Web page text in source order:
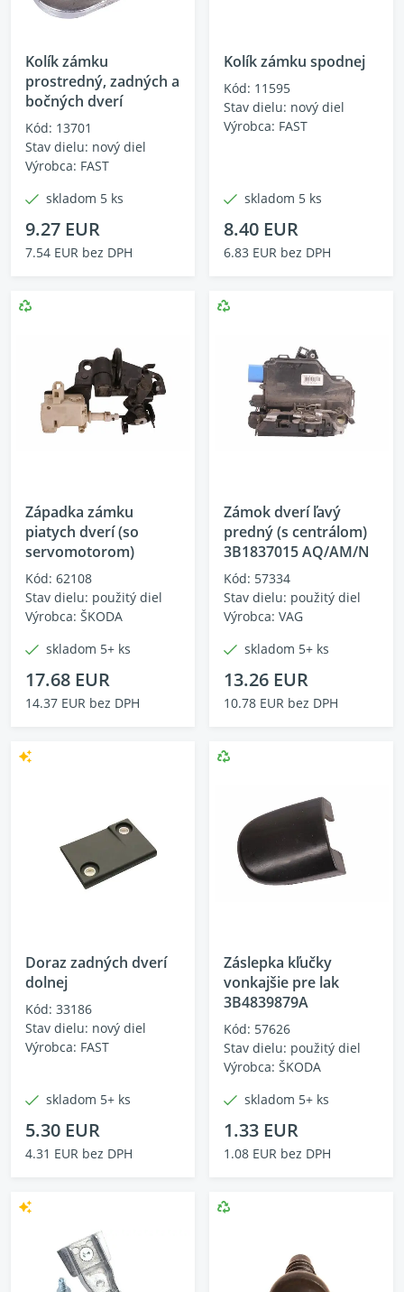
Kolík zámku
prostredný, zadných a
bočných dverí
Kód: 13701
Stav dielu: nový diel
Výrobca: FAST
skladom 5 ks
9.27 EUR
7.54 EUR bez DPH
Kolík zámku spodnej
Kód: 11595
Stav dielu: nový diel
Výrobca: FAST
skladom 5 ks
8.40 EUR
6.83 EUR bez DPH
Západka zámku
piatych dverí (so
servomotorom)
Kód: 62108
Stav dielu: použitý diel
Výrobca: ŠKODA
skladom 5+ ks
17.68 EUR
14.37 EUR bez DPH
Zámok dverí ľavý
predný (s centrálom)
3B1837015 AQ/AM/N
Kód: 57334
Stav dielu: použitý diel
Výrobca: VAG
skladom 5+ ks
13.26 EUR
10.78 EUR bez DPH
Doraz zadných dverí
dolnej
Kód: 33186
Stav dielu: nový diel
Výrobca: FAST
skladom 5+ ks
5.30 EUR
4.31 EUR bez DPH
Záslepka kľučky
vonkajšie pre lak
3B4839879A
Kód: 57626
Stav dielu: použitý diel
Výrobca: ŠKODA
skladom 5+ ks
1.33 EUR
1.08 EUR bez DPH